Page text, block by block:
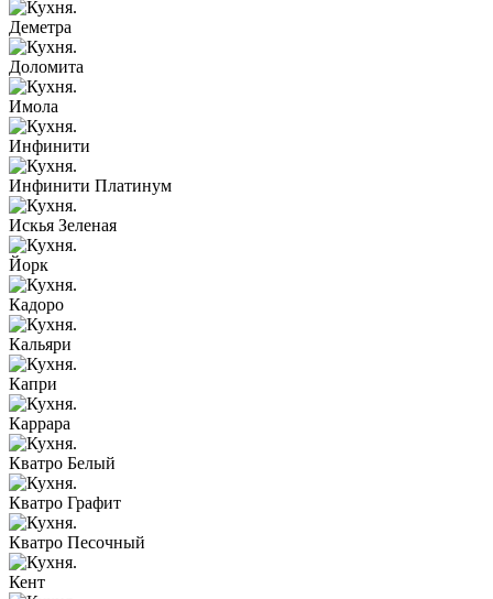
Деметра
Доломита
Имола
Инфинити
Инфинити Платинум
Искья Зеленая
Йорк
Кадоро
Кальяри
Капри
Каррара
Кватро Белый
Кватро Графит
Кватро Песочный
Кент